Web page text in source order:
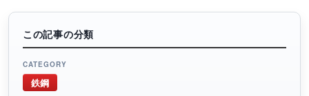
この記事の分類
CATEGORY
鉄鋼